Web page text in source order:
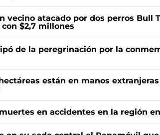
vecino atacado por dos perros Bull
$2,7 millones
de la peregrinación por la
están en manos
en accidentes en la región